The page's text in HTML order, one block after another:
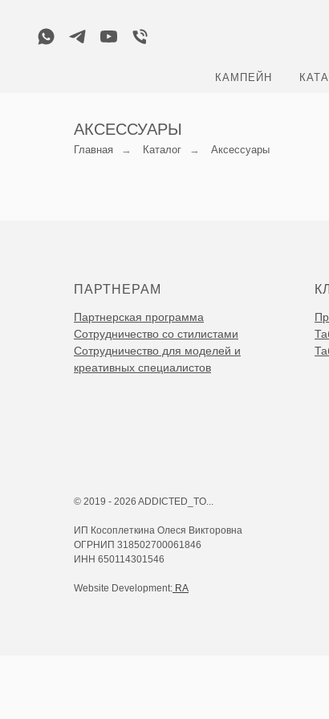
КАМПЕЙН
АКСЕССУАРЫ
Главная → Каталог → Аксессуары
ПАРТНЕРАМ
Партнерская программа
Сотрудничество со стилистами
Сотрудничество для моделей и
креативных специалистов
© 2019 - 2026 ADDICTED_TO...
ИП Косоплеткина Олеся Викторовна
ОГРНИП 318502700061846
ИНН 650114301546
Website Development: RA